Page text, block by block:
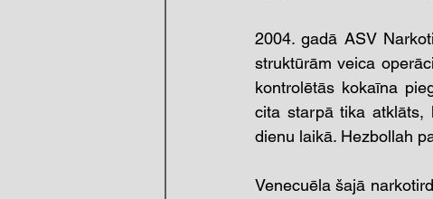
2004. gadā ASV
struktūrām veica
kontrolētās kokaīna
cita starpā tika atklāts,
dienu laikā. Hezbollah
Venecuēla šajā